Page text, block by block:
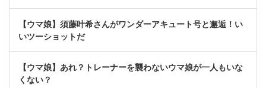
【ウマ娘】須藤叶希さんがワンダーアキュート号と邂逅！い
いツーショットだ
【ウマ娘】あれ？トレーナーを襲わないウマ娘が一人もいな
くない？